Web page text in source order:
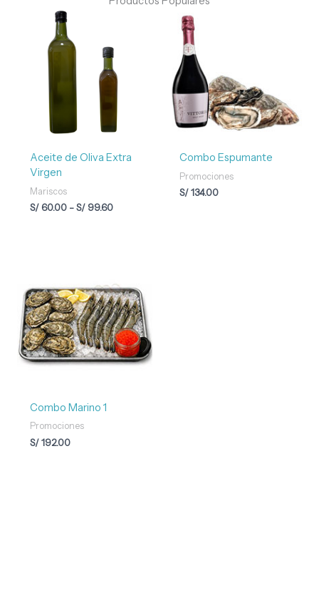
Aceite de Oliva Extra
Virgen
Mariscos
S/60.00 - S/99.60
desde
S/ 60.00
hasta
Combo Espumante
Promociones
S/134.00
Combo Marino 1
Promociones
S/192.00